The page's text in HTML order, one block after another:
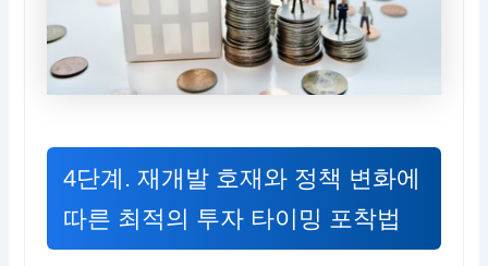
4단계. 재개발 호재와 정책 변화에
따른 최적의 투자 타이밍 포착법